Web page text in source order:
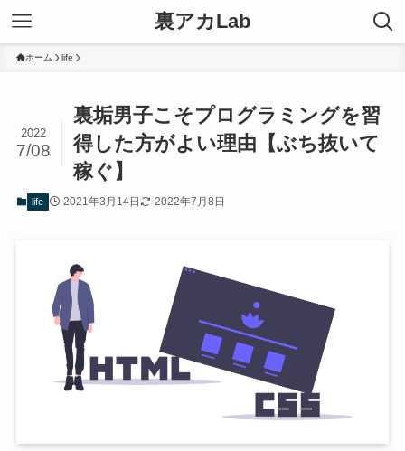
裏アカLab
ホーム life
裏垢男子こそプログラミングを習
得した方がよい理由【ぶち抜いて
稼ぐ】
2022
7/08
life 2021年3月14日 2022年7月8日